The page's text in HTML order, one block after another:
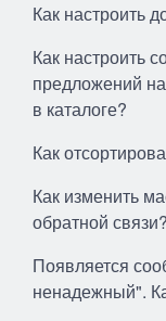
Как настроить
Как настроить
предложений
в каталоге?
Как
Как изменить
обратной связи?
Появляется
ненадежный".